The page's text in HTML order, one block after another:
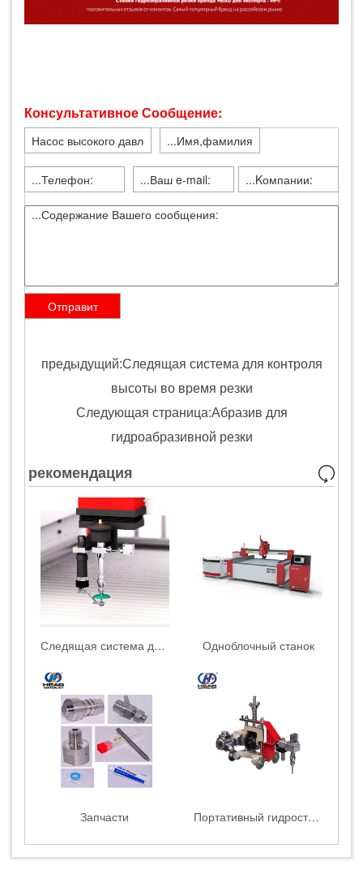
Консультативное Сообщение:
предыдущий:Следящая система для контроля
высоты во время резки
Следующая страница:Абразив для
гидроабразивной резки
рекомендация
Следящая система для контроля высоты во время резки Одноблочный станок
Запчасти Портативный гидростанок